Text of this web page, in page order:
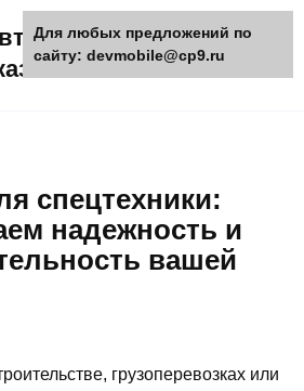
и мото техники,
запчастей
спецтехники:
надежность и
вашей
грузоперевозках или
Для любых предложений по
сайту: devmobile@cp9.ru